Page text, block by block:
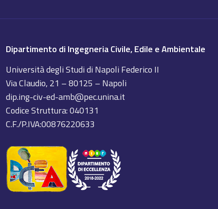
Dipartimento di Ingegneria Civile, Edile e Ambientale
Università degli Studi di Napoli Federico II
Via Claudio, 21 – 80125 – Napoli
dip.ing-civ-ed-amb@pec.unina.it
Codice Struttura: 040131
C.F./P.IVA:00876220633